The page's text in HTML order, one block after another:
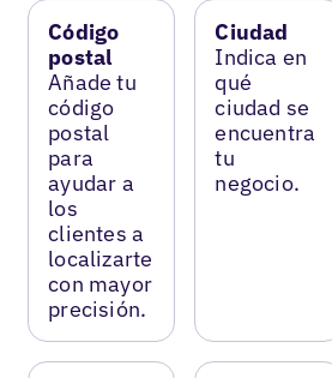
Código
postal
Añade tu
código
postal
para
ayudar a
los
clientes a
localizarte
con mayor
precisión.
Ciudad
Indica en
qué
ciudad se
encuentra
tu
negocio.